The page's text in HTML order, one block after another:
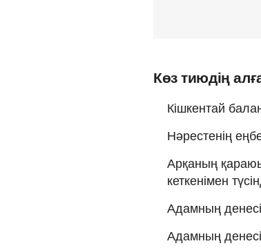
Көз тиюдің
Кішкентай
Нәрестенің
Арқаның
кеткенімен
Адамның
Адамның денесі